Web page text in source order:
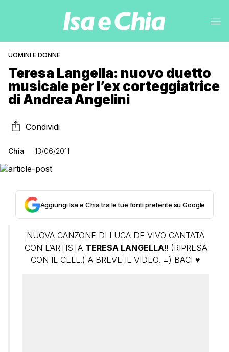
UOMINI E DONNE
Teresa Langella: nuovo duetto
musicale per l’ex corteggiatrice
di Andrea Angelini
Condividi
Chia 13/06/2011
Aggiungi Isa e Chia tra le tue fonti preferite su Google
NUOVA CANZONE DI LUCA DE VIVO CANTATA
CON L’ARTISTA TERESA LANGELLA!! (RIPRESA
CON IL CELL.) A BREVE IL VIDEO. =) BACI ♥